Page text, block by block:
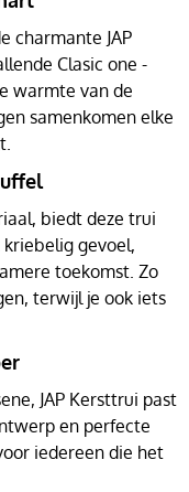
charmante JAP
Clasic one -
warmte van de
samenkomen elke
biedt deze trui
gevoel,
toekomst. Zo
terwijl je ook iets
JAP Kersttrui past
en perfecte
iedereen die het